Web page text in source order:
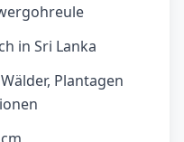
in Sri Lanka
Plantagen